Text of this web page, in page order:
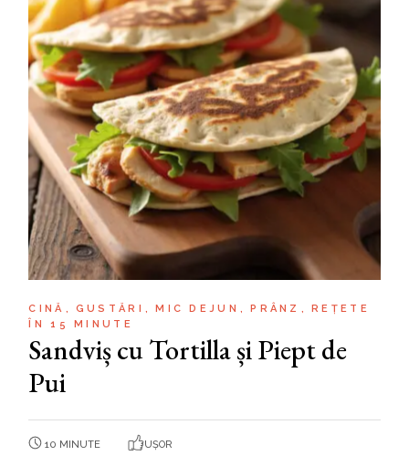
CINĂ GUSTĂRI MIC DEJUN PRÂNZ
REȚETE
ÎN 15 MINUTE
Sandviș cu Tortilla și Piept de
Pui
10 MINUTE UȘOR